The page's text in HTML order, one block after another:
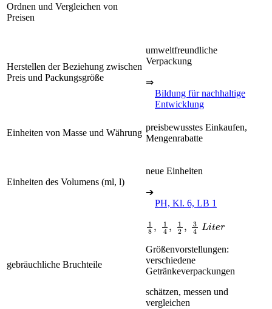
Ordnen und Vergleichen von
Preisen
Herstellen der Beziehung zwischen
Preis und Packungsgröße
umweltfreundliche
Verpackung
⇒
Bildung für nachhaltige
Entwicklung
Einheiten von Masse und Währung
preisbewusstes Einkaufen,
Mengenrabatte
Einheiten des Volumens (ml, l)
neue Einheiten
➔
PH, Kl. 6, LB 1
gebräuchliche Bruchteile
1 1 1 3 4 L i
Größenvorstellungen:
verschiedene
Getränkeverpackungen
schätzen, messen und
vergleichen